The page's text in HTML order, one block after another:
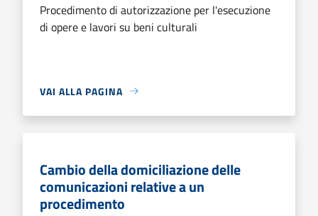
Procedimento di autorizzazione per l'esecuzione
di opere e lavori su beni culturali
VAI ALLA PAGINA
Cambio della domiciliazione delle
comunicazioni relative a un
procedimento